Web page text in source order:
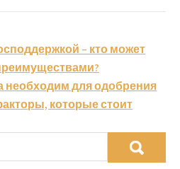
– кто может
необходим для одобрения
которые стоит